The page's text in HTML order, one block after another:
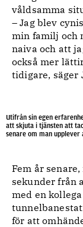
våldsamma
– Jag blev
min familj och
naiva och att
också mer
tidigare, säger
Utifrån sin egen
att skjuta i tjänsten att
senare om man upplever
Fem år
sekunder från
med en
för att